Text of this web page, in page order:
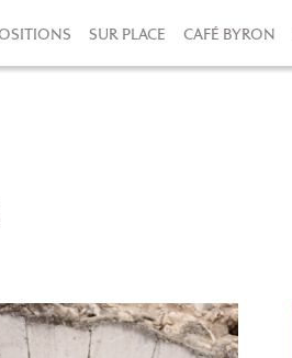
SUR PLACE CAFÉ BYRON